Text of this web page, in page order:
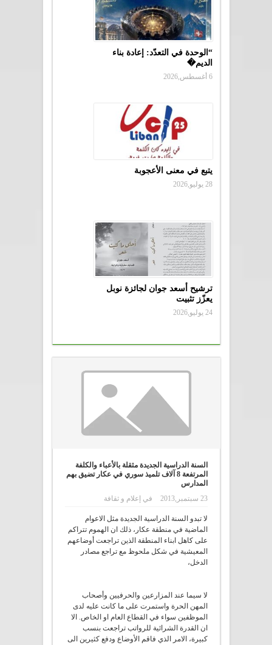
“الوحدة في التعدّد: إعادة بناء
الديم�
6 أغسطس,2026
يتبع في معنى الأعجوبة
28 يوليو,2026
ترشيح أسعد جوان لجائزة نوبل
يعزّز تثبيت
24 يوليو,2026
السنة الدراسية الجديدة مثقلة بالأعباء والكلفة
المرتفعة 8 آلاف تلميذ سوري في عكار تضيق بهم
المدارس
23 سبتمبر,2013
في إعلام و ثقافة
لا تبدو السنة الدراسية الجديدة مثل الاعوام
الماضية في منطقة عكار، ذلك ان الهموم تتراكم
على كاهل ابناء المنطقة الذين تراجعت أوضاعهم
المعيشية في شكل ملحوظ مع تراجع مصادر
الدخل،
لا سيما عند المزارعين والحرفيين وأصحاب
المهن الحرة واستمرت على ما كانت عليه لدى
الموظفين سواء في القطاع العام او الخاص. الا
ان القدرة الشرائية للرواتب تراجعت بنسب
كبيرة، الامر الذي فاقم الأوضاع ودفع كثيرين الى